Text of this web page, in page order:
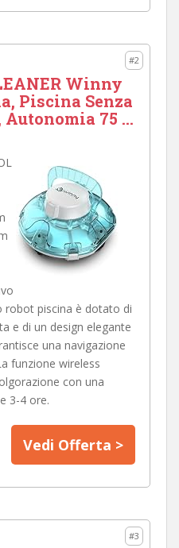
#2
Winny
Piscina Senza
75 ...
robot piscina è dotato di
e di un design elegante
una navigazione
funzione wireless
con una
3-4 ore.
Vedi Offerta >
#3